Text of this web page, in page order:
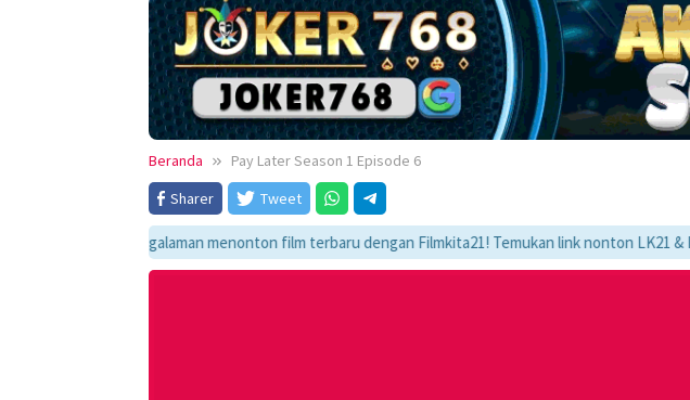
Beranda
Pay Later Season 1 Episode 6
Sharer
Tweet
Nikmati pengalaman menonton film terbaru dengan Filmkita21! Temukan link nonton LK21 &